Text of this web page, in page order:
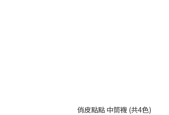
俏皮點點 中筒襪 (共4色)